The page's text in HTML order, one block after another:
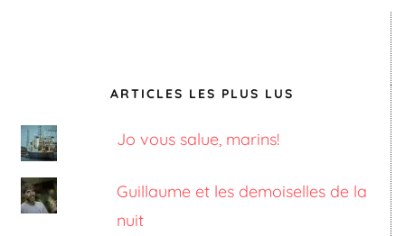
ARTICLES LES PLUS LUS
Jo vous salue, marins!
Guillaume et les demoiselles de la
nuit